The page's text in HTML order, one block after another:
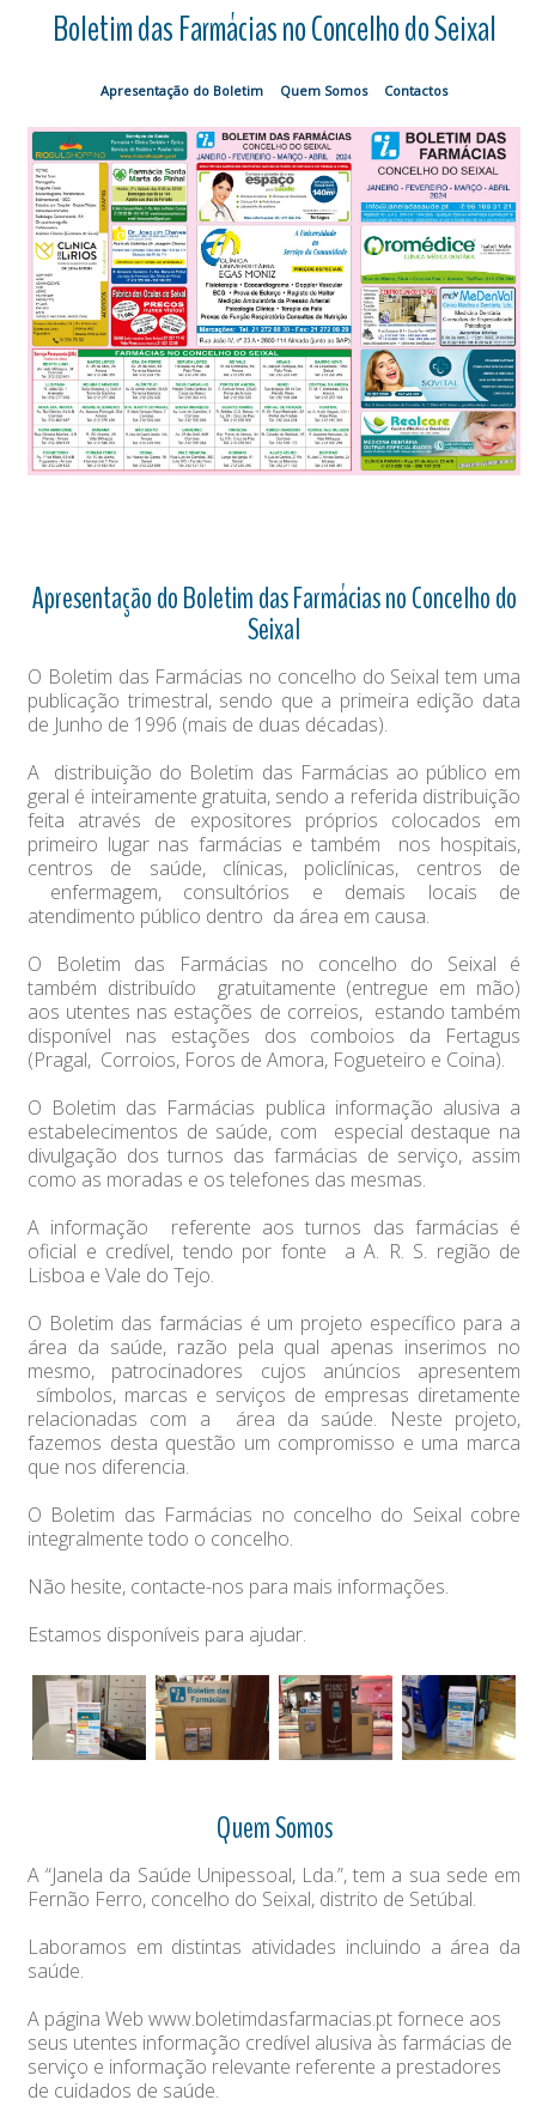
Boletim das Farmácias no Concelho do Seixal
Apresentação do Boletim Quem Somos Contactos
Apresentação do Boletim das Farmácias no Concelho do
Seixal
O Boletim das Farmácias no concelho do Seixal tem uma
publicação trimestral, sendo que a primeira edição data
de Junho de 1996 (mais de duas décadas).
A distribuição do Boletim das Farmácias ao público em
geral é inteiramente gratuita, sendo a referida distribuição
feita através de expositores próprios colocados em
primeiro lugar nas farmácias e também nos hospitais,
centros de saúde, clínicas, policlínicas, centros de
enfermagem, consultórios e demais locais de
atendimento público dentro da área em causa.
O Boletim das Farmácias no concelho do Seixal é
também distribuído gratuitamente (entregue em mão)
aos utentes nas estações de correios, estando também
disponível nas estações dos comboios da Fertagus
(Pragal, Corroios, Foros de Amora, Fogueteiro e Coina).
O Boletim das Farmácias publica informação alusiva a
estabelecimentos de saúde, com especial destaque na
divulgação dos turnos das farmácias de serviço, assim
como as moradas e os telefones das mesmas.
A informação referente aos turnos das farmácias é
oficial e credível, tendo por fonte a A. R. S. região de
Lisboa e Vale do Tejo.
O Boletim das farmácias é um projeto específico para a
área da saúde, razão pela qual apenas inserimos no
mesmo, patrocinadores cujos anúncios apresentem
símbolos, marcas e serviços de empresas diretamente
relacionadas com a área da saúde. Neste projeto,
fazemos desta questão um compromisso e uma marca
que nos diferencia.
O Boletim das Farmácias no concelho do Seixal cobre
integralmente todo o concelho.
Não hesite, contacte-nos para mais informações.
Estamos disponíveis para ajudar.
Quem Somos
A “Janela da Saúde Unipessoal, Lda.”, tem a sua sede em
Fernão Ferro, concelho do Seixal, distrito de Setúbal.
Laboramos em distintas atividades incluindo a área da
saúde.
A página Web www.boletimdasfarmacias.ptfornece aos
seus utentes informação credível alusiva às farmácias de
serviço e informação relevante referente a prestadores
de cuidados de saúde.